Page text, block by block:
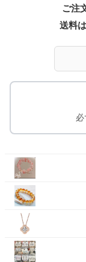
ご注
送料
必